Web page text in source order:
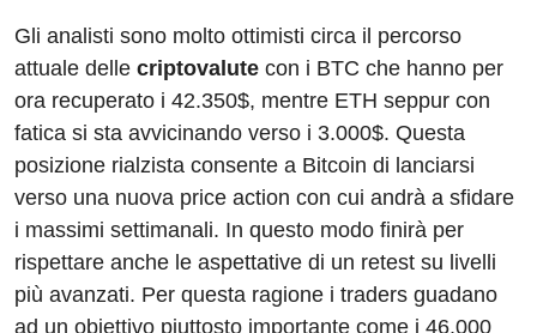
c
e
b
o
o
k
k
e
dI
n
d
di
t
e
a
d
s
at
s
A
p
p
e
gr
a
m
Gli analisti sono molto ottimisti circa il percorso
attuale delle criptovalute con i BTC che hanno per
ora recuperato i 42.350$, mentre ETH seppur con
fatica si sta avvicinando verso i 3.000$. Questa
posizione rialzista consente a Bitcoin di lanciarsi
verso una nuova price action con cui andrà a sfidare
i massimi settimanali. In questo modo finirà per
rispettare anche le aspettative di un retest su livelli
più avanzati. Per questa ragione i traders guadano
ad un obiettivo piuttosto importante come i 46.000